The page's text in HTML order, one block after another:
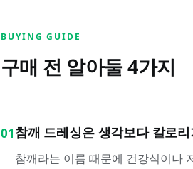
BUYING GUIDE
구매 전 알아둘4가지
01참깨 드레싱은 생각보다 칼로
참깨라는 이름 때문에 건강식이나